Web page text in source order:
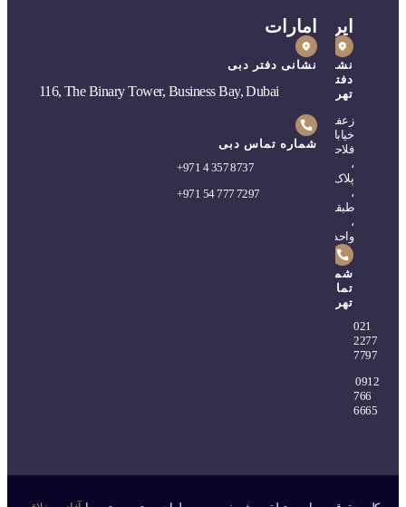
ایران
نشانی
دفتر
تهران
زعفرانیه،
خیابان
فلاحی
،
،
،
واحد۴
شماره
تماس
تهران
021
2277
7797
0912
766
6665
امارات
نشانی دفتر دبی
116, The Binary Tower, Business Bay, Dubai
شماره تماس دبی
+971 4 357 8737
+971 54 777 7297